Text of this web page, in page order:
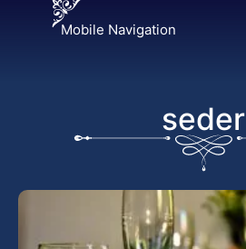
Mobile Navigation
seder